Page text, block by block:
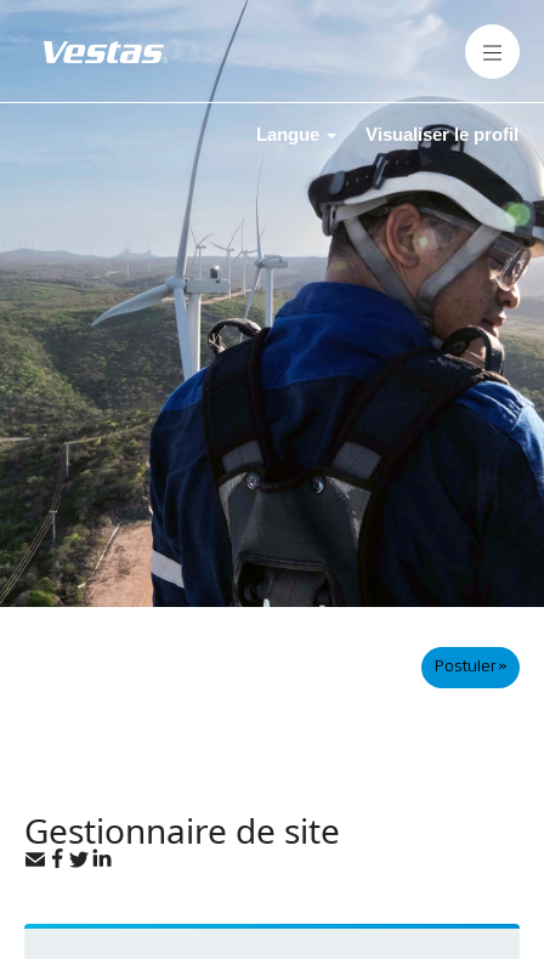
Langue Visualiser le profil
Postuler »
Gestionnaire de site